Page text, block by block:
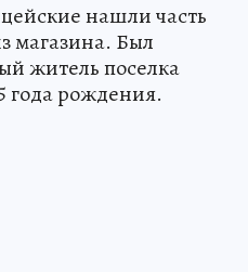
нашли часть
магазина. Был
житель поселка
года рождения.